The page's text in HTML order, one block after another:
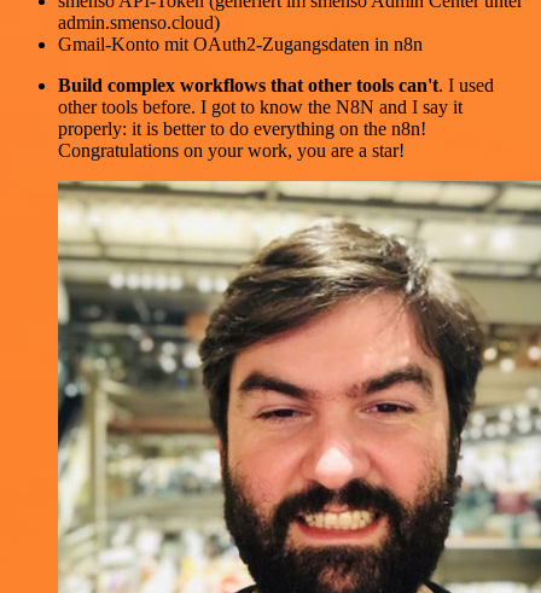
admin.smenso.cloud)
Gmail-Konto mit OAuth2-Zugangsdaten in n8n
Build complex workflows that other tools can't. I used
other tools before. I got to know the N8N and I say it
properly: it is better to do everything on the n8n!
Congratulations on your work, you are a star!